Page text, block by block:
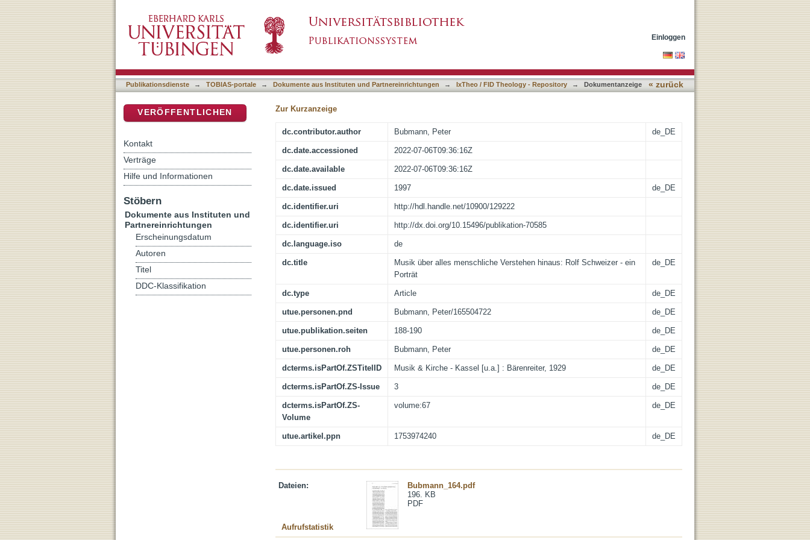
Einloggen
Publikationsdienste → TOBIAS-portale → Dokumente aus Instituten und Partnereinrichtungen → IxTheo / FID Theology - Repository → Dokumentanzeige « zurück
Zur Kurzanzeige
dc.contributor.author Bubmann, Peter de_DE
dc.date.accessioned 2022-07-06T09:36:16Z
dc.date.available 2022-07-06T09:36:16Z
dc.date.issued 1997 de_DE
dc.identifier.uri http://hdl.handle.net/10900/129222
dc.identifier.uri http://dx.doi.org/10.15496/publikation-70585
dc.language.iso de
dc.title
Musik über alles menschliche Verstehen hinaus: Rolf Schweizer - ein
Porträt
de_DE
dc.type Article de_DE
utue.personen.pnd Bubmann, Peter/165504722 de_DE
utue.publikation.seiten 188-190 de_DE
utue.personen.roh Bubmann, Peter de_DE
dcterms.isPartOf.ZSTitelID Musik & Kirche - Kassel [u.a.] : Bärenreiter, 1929 de_DE
dcterms.isPartOf.ZS-Issue 3 de_DE
dcterms.isPartOf.ZS-
Volume
volume:67 de_DE
utue.artikel.ppn 1753974240 de_DE
Dateien:
Bubmann_164.pdf
196. KB
PDF
Aufrufstatistik
VERÖFFENTLICHEN
Kontakt
Verträge
Hilfe und Informationen
Stöbern
Dokumente aus Instituten und
Partnereinrichtungen
Erscheinungsdatum
Autoren
Titel
DDC-Klassifikation